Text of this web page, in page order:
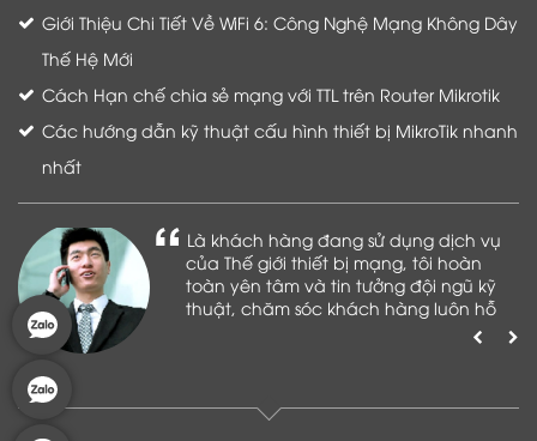
Giới Thiệu Chi Tiết Về WiFi 6: Công Nghệ Mạng Không Dây
Thế Hệ Mới
Cách Hạn chế chia sẻ mạng với TTL trên Router Mikrotik
Các hướng dẫn kỹ thuật cấu hình thiết bị MikroTik nhanh
nhất
Là khách hàng đang sử dụng dịch vụ
của Thế giới thiết bị mạng, tôi hoàn
toàn yên tâm và tin tưởng đội ngũ kỹ
thuật, chăm sóc khách hàng luôn hỗ